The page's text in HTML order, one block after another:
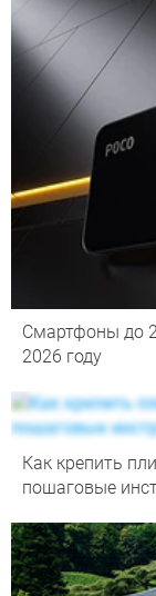
Смартфоны до
2026 году
Как крепить
пошаговые